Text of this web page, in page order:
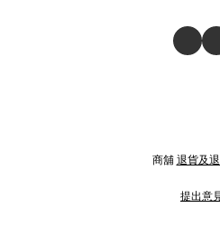
商舖 退貨及
提出意